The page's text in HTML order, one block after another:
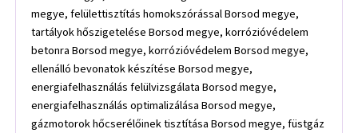
megye, felülettisztítás homokszórással Borsod megye,
tartályok hőszigetelése Borsod megye, korrózióvédelem
betonra Borsod megye, korrózióvédelem Borsod megye,
ellenálló bevonatok készítése Borsod megye,
energiafelhasználás felülvizsgálata Borsod megye,
energiafelhasználás optimalizálása Borsod megye,
gázmotorok hőcserélőinek tisztítása Borsod megye, füstgáz